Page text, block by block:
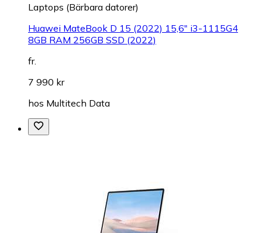
Laptops (Bärbara datorer)
Huawei MateBook D 15 (2022) 15,6" i3-1115G4
8GB RAM 256GB SSD (2022)
fr.
7 990 kr
hos Multitech Data